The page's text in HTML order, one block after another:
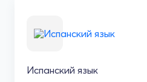
Испанский язык